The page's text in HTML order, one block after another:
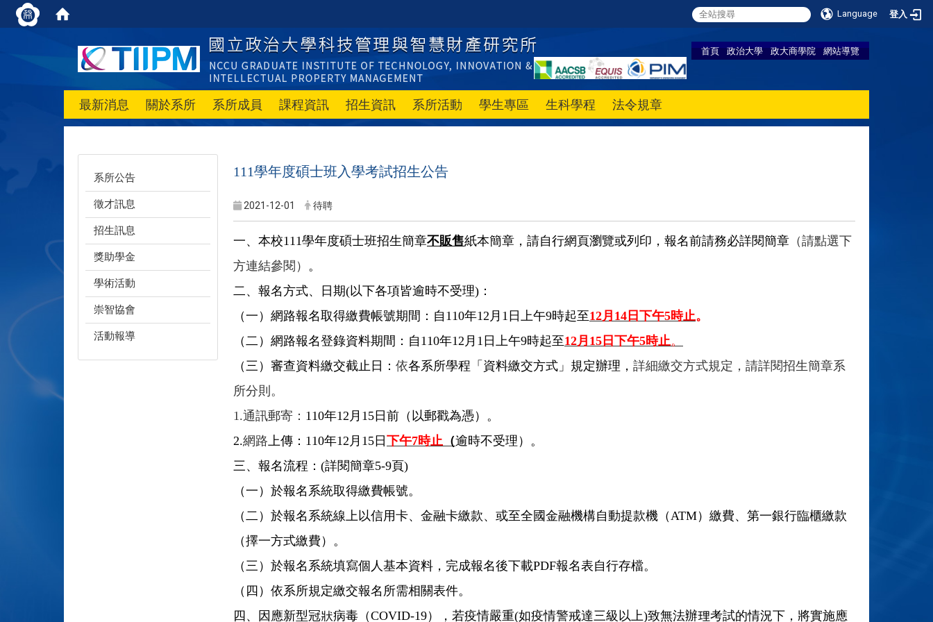
Language 登入
首頁 政治大學 政大商學院 網站導覽
最新消息 關於系所 系所成員 課程資訊 招生資訊 系所活動 學生專區 生科學程 法令規章
系所公告
徵才訊息
招生訊息
獎助學金
學術活動
崇智協會
活動報導
111學年度碩士班入學考試招生公告
2021-12-01 待聘
一、本校111學年度碩士班招生簡章不販售紙本簡章，請自行網頁瀏覽或列印，報名前請務必詳閱簡章 （請點選下
方連結參閱） 。
二、報名方式、日期(以下各項皆逾時不受理)：
（一）網路報名取得繳費帳號期間：自110年12月1日上午9時起至12月14日下午5時止。
（二）網路報名登錄資料期間：自110年12月1日上午9時起至12月15日下午5時止。
（三）審查資料繳交截止日： 依各系所學程「資料繳交方式」規定辦理， 詳細繳交方式規定，請詳閱招生簡章系
所分則。
1.通訊郵寄： 110年12月15日前（以郵戳為憑）。
2.網路上傳：110年12月15日 下午7時止 （逾時不受理）。
三、報名流程：(詳閱簡章5-9頁)
（一）於報名系統取得繳費帳號。
（二）於報名系統線上以信用卡、金融卡繳款、或至全國金融機構自動提款機（ATM）繳費、第一銀行臨櫃繳款
（擇一方式繳費）。
（三）於報名系統填寫個人基本資料，完成報名後下載PDF報名表自行存檔。
（四）依系所規定繳交報名所需相關表件。
四、
因應新型冠狀病毒（COVID-19），若疫情嚴重(如疫情警戒達三級以上)致無法辦理考試的情況下，將實施應